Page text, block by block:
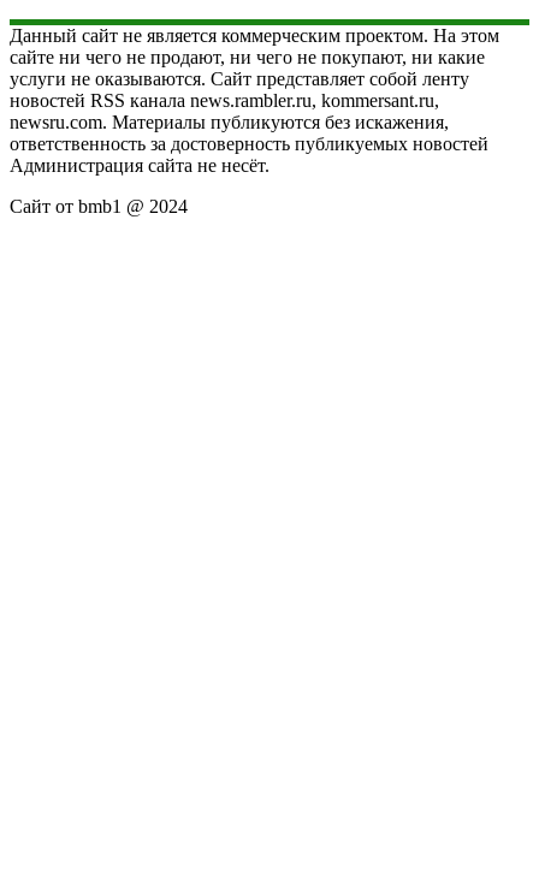
Данный сайт не является коммерческим проектом. На этом
сайте ни чего не продают, ни чего не покупают, ни какие
услуги не оказываются. Сайт представляет собой ленту
новостей RSS канала news.rambler.ru, kommersant.ru,
newsru.com. Материалы публикуются без искажения,
ответственность за достоверность публикуемых новостей
Администрация сайта не несёт.
Сайт от bmb1 @ 2024